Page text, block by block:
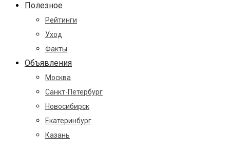
Полезное
Рейтинги
Уход
Факты
Объявления
Москва
Санкт-Петербург
Новосибирск
Екатеринбург
Казань